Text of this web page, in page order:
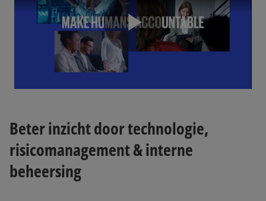
P
Beter inzicht door technologie,
risicomanagement & interne
beheersing